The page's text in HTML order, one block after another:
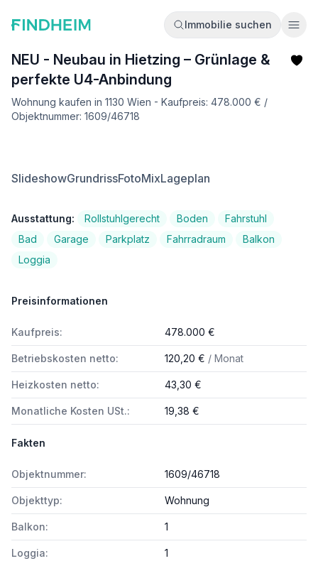
Immobilie suchen
NEU - Neubau in Hietzing – Grünlage &
perfekte U4-Anbindung
Wohnung kaufen in 1130 Wien - Kaufpreis: 478.000 € /
Objektnummer: 1609/46718
SlideshowGrundrissFotoMixLageplan
Ausstattung: Rollstuhlgerecht Boden
Fahrstuhl
Bad
Garage Parkplatz Fahrradraum
Balkon
Loggia
Preisinformationen
Kaufpreis: 478.000 €
Betriebskosten netto: 120,20 € / Monat
Heizkosten netto: 43,30 €
Monatliche Kosten USt.: 19,38 €
Fakten
Objektnummer: 1609/46718
Objekttyp: Wohnung
Balkon: 1
Loggia: 1